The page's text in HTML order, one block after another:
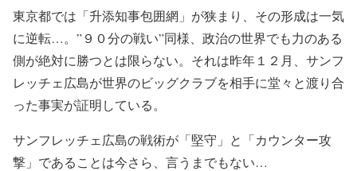
東京都では「升添知事包囲網」が狭まり、その形成は一気
に逆転…。”９０分の戦い”同様、政治の世界でも力のある
側が絶対に勝つとは限らない。それは昨年１２月、サンフ
レッチェ広島が世界のビッグクラブを相手に堂々と渡り合
った事実が証明している。
サンフレッチェ広島の戦術が「堅守」と「カウンター攻
撃」であることは今さら、言うまでもない…